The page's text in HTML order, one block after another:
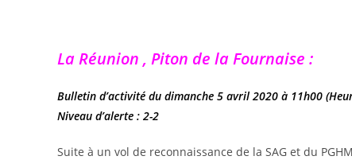
La Réunion , Piton de la Fournaise :
Bulletin d’activité du dimanche 5 avril 2020 à 11h00
Niveau d’alerte : 2-2
Suite à un vol de reconnaissance de la SAG et du